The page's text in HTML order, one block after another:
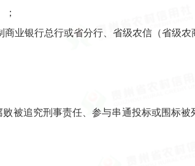
业银行总行或省分行、省级农信（省级农
被追究刑事责任、参与串通投标或围标